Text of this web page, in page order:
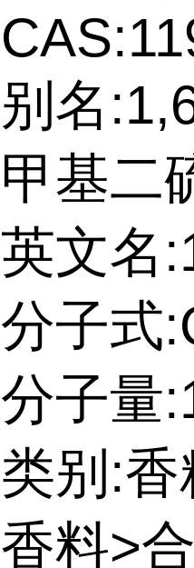
别名
甲基二
英文名
分子式
分子量
类别:
香料>